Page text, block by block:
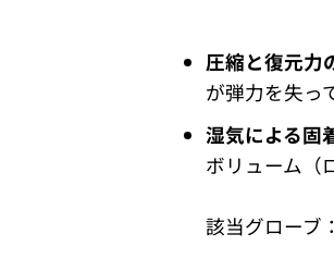
圧縮と復元力
が弾力を失っ
湿気による固
ボリューム（
該当グローブ
GTO